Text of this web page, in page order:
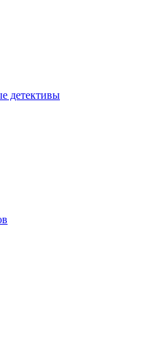
детективы